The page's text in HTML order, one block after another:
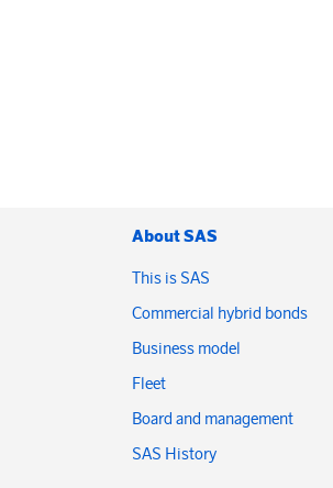
About SAS
This is SAS
Commercial hybrid bonds
Business model
Fleet
Board and management
SAS History